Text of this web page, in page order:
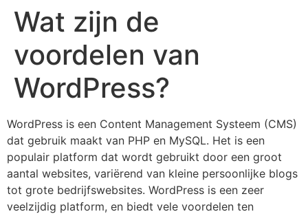
Wat zijn de
voordelen van
WordPress?
WordPress is een Content Management Systeem (CMS)
dat gebruik maakt van PHP en MySQL. Het is een
populair platform dat wordt gebruikt door een groot
aantal websites, variërend van kleine persoonlijke blogs
tot grote bedrijfswebsites. WordPress is een zeer
veelzijdig platform, en biedt vele voordelen ten